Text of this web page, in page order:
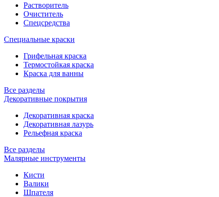
Растворитель
Очиститель
Спецсредства
Специальные краски
Грифельная краска
Термостойкая краска
Краска для ванны
Все разделы
Декоративные покрытия
Декоративная краска
Декоративная лазурь
Рельефная краска
Все разделы
Малярные инструменты
Кисти
Валики
Шпателя